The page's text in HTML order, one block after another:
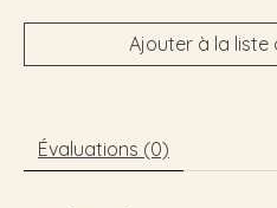
Ajouter à la liste
Évaluations (0)